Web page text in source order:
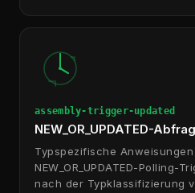
assembly-trigger-updated
NEW_OR_UPDATED-
Typspezifische
NEW_OR_UPDATED-Polling-
nach der Typklassifizierung